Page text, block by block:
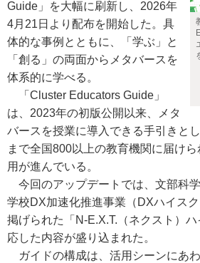
Guide」を大幅に刷新し、2026年
4月21日より配布を開始した。具
体的な事例とともに、「学ぶ」と
「創る」の両面からメタバースを
体系的に学べる。
「Cluster Educators Guide」
は、2023年の初版公開以来、メタ
バースを授業に導入できる手引きと
まで全国800以上の教育機関に届け
用が進んでいる。
今回のアップデートでは、文部科
学校DX加速化推進事業（DXハイス
掲げられた「N-E.X.T.（ネクスト）
応した内容が盛り込まれた。
ガイドの構成は、活用シーンにあ